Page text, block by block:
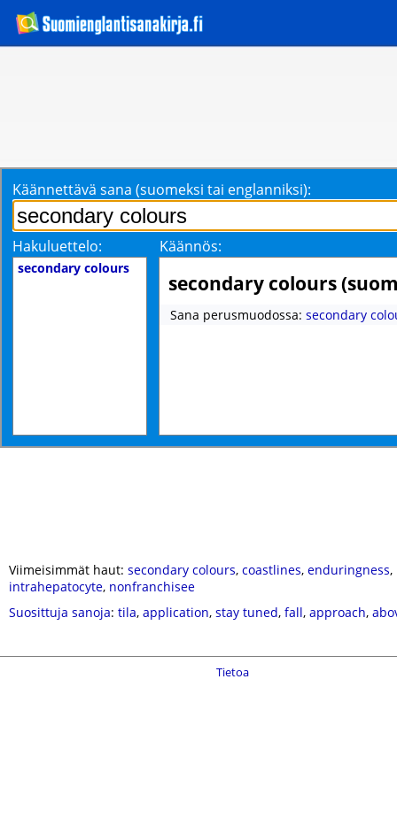
Käännettävä sana (suomeksi tai englanniksi):
Hakuluettelo: Käännös:
secondary colours
secondary colours
Sana perusmuodossa: secondary
Viimeisimmät haut: secondary colours, coastlines, enduringness,
intrahepatocyte, nonfranchisee
Suosittuja sanoja: tila, application, stay tuned, fall, approach,
Tietoa